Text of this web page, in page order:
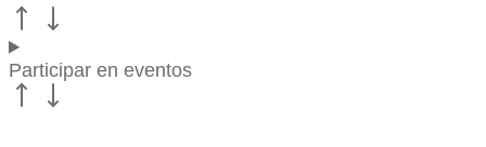
Participar en eventos